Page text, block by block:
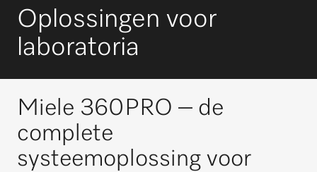
Oplossingen voor
laboratoria
Miele 360PRO – de
complete
systeemoplossing voor